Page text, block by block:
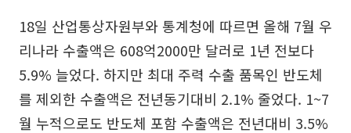
18일 산업통상자원부와 통계청에 따르면 올해 7월 우
리나라 수출액은 608억2000만 달러로 1년 전보다
5.9% 늘었다. 하지만 최대 주력 수출 품목인 반도체
를 제외한 수출액은 전년동기대비 2.1% 줄었다. 1~7
월 누적으로도 반도체 포함 수출액은 전년대비 3.5%